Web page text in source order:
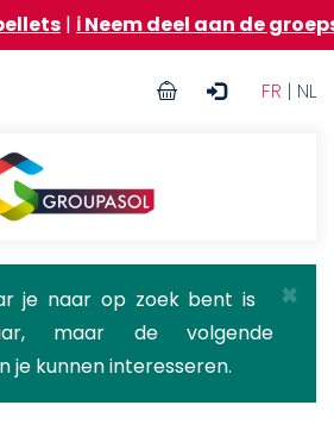
deel aan de
FR | NL
User
×
je naar op zoek bent is
maar de volgende
je kunnen interesseren.